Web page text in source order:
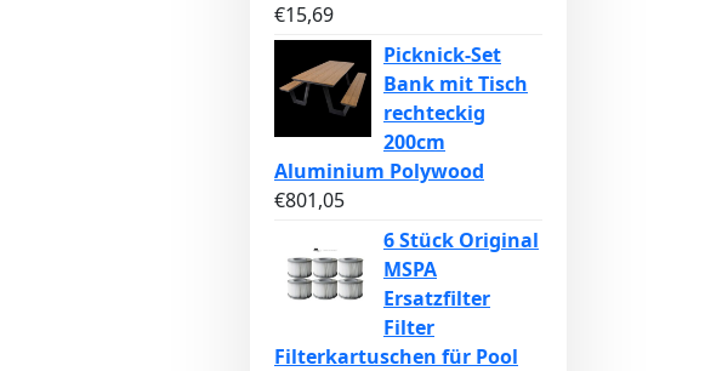
€15,69
Picknick-Set
Bank mit Tisch
rechteckig
200cm
Aluminium Polywood
€801,05
6 Stück Original
MSPA
Ersatzfilter
Filter
Filterkartuschen für Pool